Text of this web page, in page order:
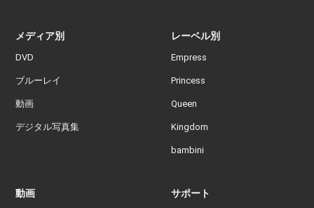
メディア別
DVD
ブルーレイ
動画
デジタル写真集
レーベル別
Empress
Princess
Queen
Kingdom
bambini
動画 サポート